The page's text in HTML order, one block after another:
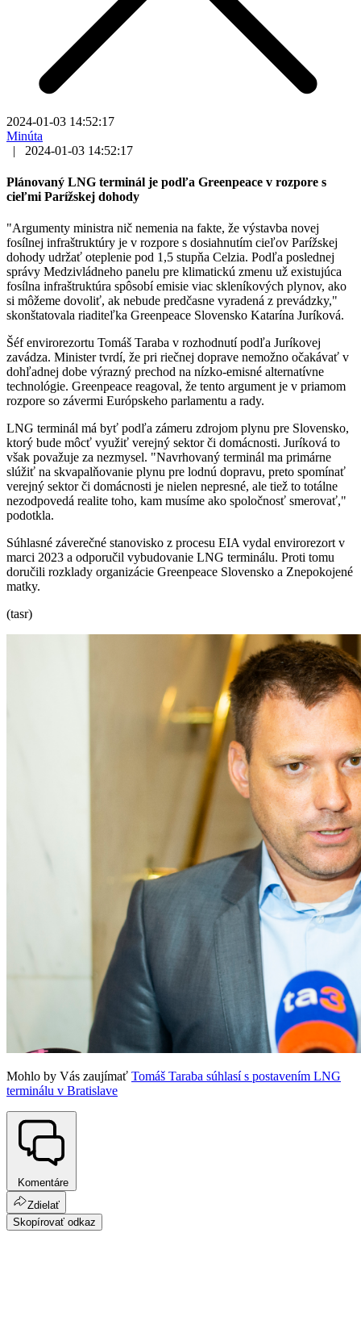
2024-01-03 14:52:17
Minúta
|
2024-01-03 14:52:17
Plánovaný LNG terminál je podľa Greenpeace v rozpore s
cieľmi Parížskej dohody
"Argumenty ministra nič nemenia na fakte, že výstavba novej
fosílnej infraštruktúry je v rozpore s dosiahnutím cieľov Parížskej
dohody udržať oteplenie pod 1,5 stupňa Celzia. Podľa poslednej
správy Medzivládneho panelu pre klimatickú zmenu už existujúca
fosílna infraštruktúra spôsobí emisie viac skleníkových plynov, ako
si môžeme dovoliť, ak nebude predčasne vyradená z prevádzky,"
skonštatovala riaditeľka Greenpeace Slovensko Katarína Juríková.
Šéf envirorezortu Tomáš Taraba v rozhodnutí podľa Juríkovej
zavádza. Minister tvrdí, že pri riečnej doprave nemožno očakávať v
dohľadnej dobe výrazný prechod na nízko-emisné alternatívne
technológie. Greenpeace reagoval, že tento argument je v priamom
rozpore so závermi Európskeho parlamentu a rady.
LNG terminál má byť podľa zámeru zdrojom plynu pre Slovensko,
ktorý bude môcť využiť verejný sektor či domácnosti. Juríková to
však považuje za nezmysel. "Navrhovaný terminál ma primárne
slúžiť na skvapalňovanie plynu pre lodnú dopravu, preto spomínať
verejný sektor či domácnosti je nielen nepresné, ale tiež to totálne
nezodpovedá realite toho, kam musíme ako spoločnosť smerovať,"
podotkla.
Súhlasné záverečné stanovisko z procesu EIA vydal envirorezort v
marci 2023 a odporučil vybudovanie LNG terminálu. Proti tomu
doručili rozklady organizácie Greenpeace Slovensko a Znepokojené
matky.
(tasr)
Mohlo by Vás zaujímať Tomáš Taraba súhlasí s postavením LNG
terminálu v Bratislave
Komentáre
Zdielať
Skopírovať odkaz